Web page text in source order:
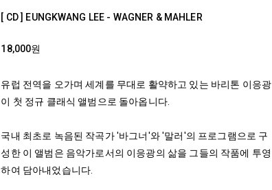
[ CD ] EUNGKWANG LEE - WAGNER & MAHLER
18,000원
유럽 전역을 오가며 세계를 무대로 활약하고 있는 바리톤 이응광
이 첫 정규 클래식 앨범으로 돌아옵니다.
국내 최초로 녹음된 작곡가 '바그너'와 '말러'의 프로그램으로 구
성한 이 앨범은 음악가로서의 이응광의 삶을 그들의 작품에 투영
하여 담아내었습니다.